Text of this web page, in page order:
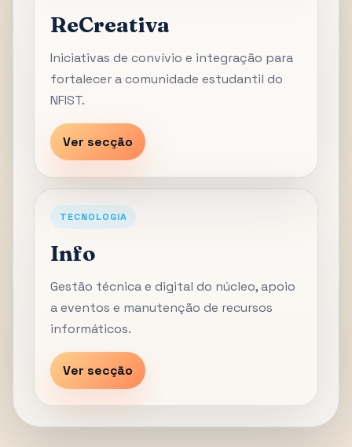
ReCreativa
Iniciativas de convívio e integração para
fortalecer a comunidade estudantil do
NFIST.
Ver secção
TECNOLOGIA
Info
Gestão técnica e digital do núcleo, apoio
a eventos e manutenção de recursos
informáticos.
Ver secção